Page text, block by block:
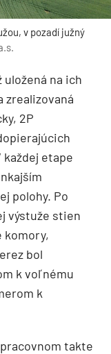
v pozadí južný
uložená na ich
zrealizovaná
2P
každej etape
polohy. Po
výstuže stien
komory,
bol
k voľnému
k
takte